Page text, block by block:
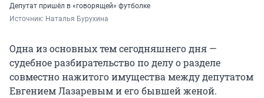
Депутат пришёл в «говорящей» футболке
Источник: Наталья Бурухина
Одна из основных тем сегодняшнего дня —
судебное разбирательство по делу о разделе
совместно нажитого имущества между депутатом
Евгением Лазаревым и его бывшей женой.